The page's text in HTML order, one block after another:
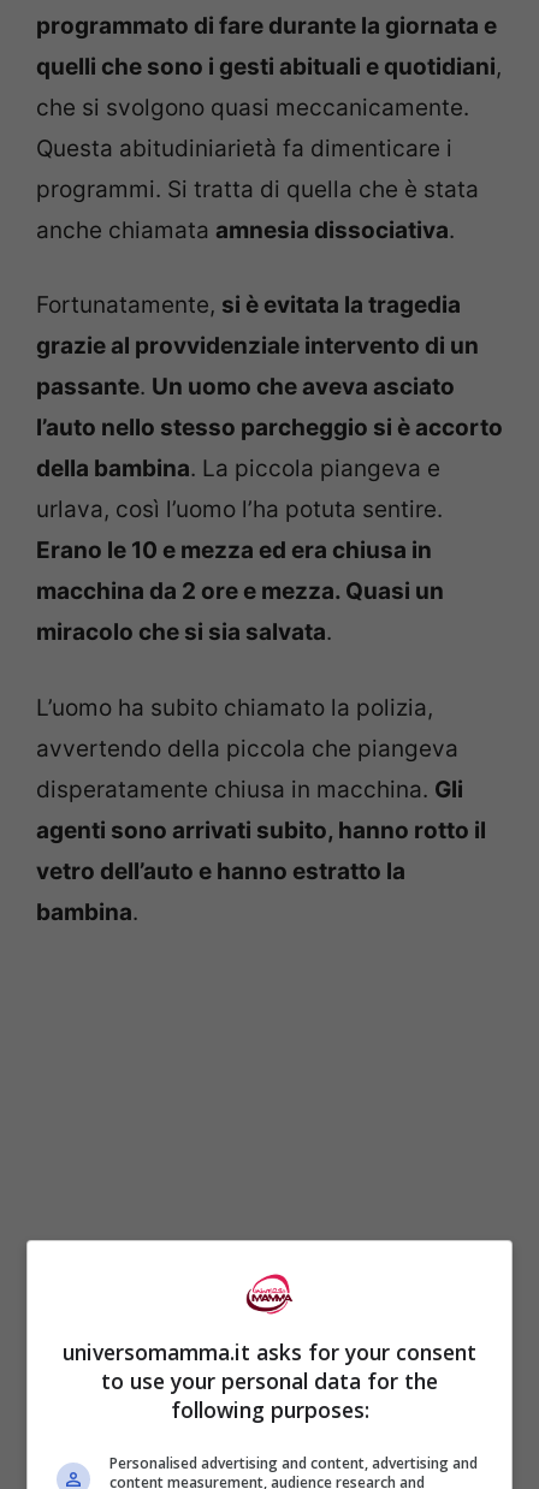
programmato di fare durante la giornata e
quelli che sono i gesti abituali e quotidiani,
che si svolgono quasi meccanicamente.
Questa abitudiniarietà fa dimenticare i
programmi. Si tratta di quella che è stata
anche chiamata amnesia dissociativa.
Fortunatamente, si è evitata la tragedia
grazie al provvidenziale intervento di un
passante. Un uomo che aveva asciato
l’auto nello stesso parcheggio si è accorto
della bambina. La piccola piangeva e
urlava, così l’uomo l’ha potuta sentire.
Erano le 10 e mezza ed era chiusa in
macchina da 2 ore e mezza. Quasi un
miracolo che si sia salvata.
L’uomo ha subito chiamato la polizia,
avvertendo della piccola che piangeva
disperatamente chiusa in macchina. Gli
agenti sono arrivati subito, hanno rotto il
vetro dell’auto e hanno estratto la
bambina.
Nonostante le ore trascorse chiusa in
auto, al caldo, la piccola è riuscita a
salvarsi . E’ stata portata in ospedale e i
medici hanno accertato che
condizioni erano buone. Un pericolo letale
universomamma.it asks for your consent
to use your personal data for the
following purposes:
Personalised advertising and content, advertising and
content measurement, audience research and